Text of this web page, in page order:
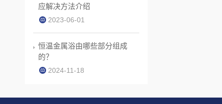
应解决方法介绍
2023-06-01
恒温金属浴由哪些部分组成
的？
2024-11-18